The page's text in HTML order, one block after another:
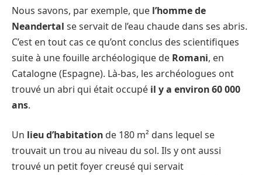
Nous savons, par exemple, que l’homme de
Neandertal se servait de l’eau chaude dans ses abris.
C’est en tout cas ce qu’ont conclus des scientifiques
suite à une fouille archéologique de Romani, en
Catalogne (Espagne). Là-bas, les archéologues ont
trouvé un abri qui était occupé il y a environ 60 000
ans.
Un lieu d’habitation de 180 m² dans lequel se
trouvait un trou au niveau du sol. Ils y ont aussi
trouvé un petit foyer creusé qui servait